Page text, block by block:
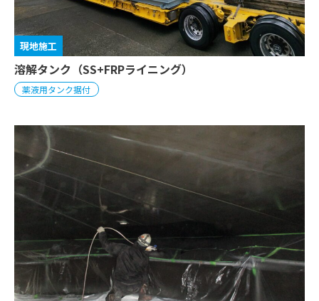
現地施工
溶解タンク（SS+FRPライニング）
薬液用タンク据付